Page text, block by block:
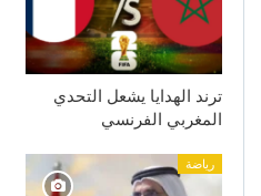
ترند الهدايا يشعل التحدي
المغربي الفرنسي
رياضة